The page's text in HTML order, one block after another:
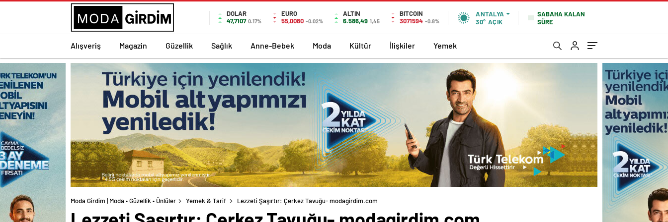
DOLAR
47,7107 0.17%
EURO
55,0080 -0.02%
ALTIN
6.586,49 1,45
BITCOIN
3071594 -0.8%
ANTALYA
30° AÇIK
SABAHA KALAN
SÜRE
Alışveriş Magazin Güzellik Sağlık Anne-Bebek Moda Kültür İlişkiler Yemek
Moda Girdim | Moda • Güzellik • Ünlüler Yemek & Tarif Lezzeti Şaşırtır: Çerkez Tavuğu- modagirdim.com